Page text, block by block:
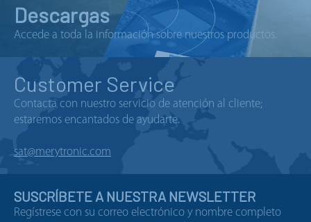
Descargas
Accede a toda la información sobre nuestros productos.
Customer Service
Contacta con nuestro servicio de atención al cliente;
estaremos encantados de ayudarte.
sat@merytronic.com
SUSCRÍBETE A NUESTRA NEWSLETTER
Regístrese con su correo electrónico y nombre completo